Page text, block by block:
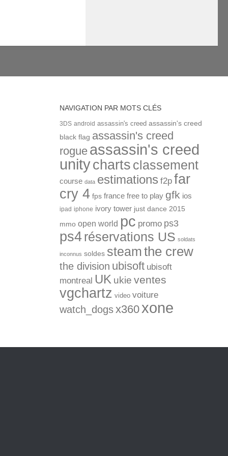
NAVIGATION PAR MOTS CLÉS
3DS android assassin's creed assassin's creed
black flag assassin's creed
rogue assassin's creed
unitycharts classement
course data estimations f2p far
cry 4 fps france free to play gfk ios
ipad iphone ivory tower just dance 2015
mmo open world pc promo ps3
ps4réservations US soldats
inconnus soldes steamthe crew
the division ubisoft ubisoft
montreal UK ukie ventes
vgchartz video voiture
watch_dogsx360 xone